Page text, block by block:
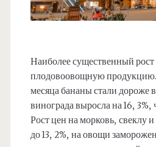
Наиболее существенный
плодовоовощную
месяца бананы стали дороже
винограда выросла на 16, 3%,
Рост цен на морковь, свеклу
до 13, 2%, на овощи